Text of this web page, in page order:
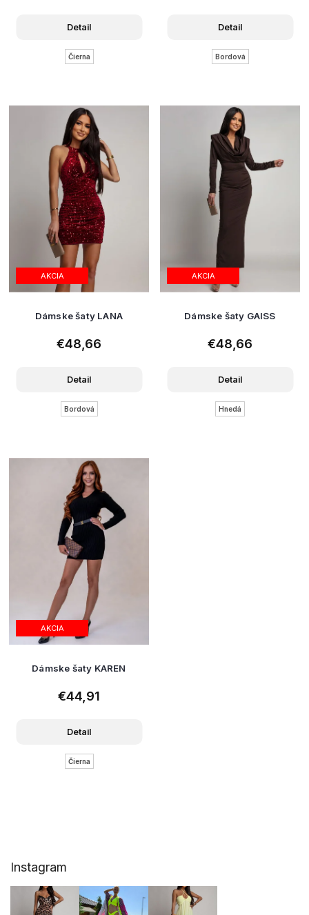
Detail
Čierna
Detail
Bordová
AKCIA
Dámske šaty LANA
€48,66
Detail
Bordová
AKCIA
Dámske šaty GAISS
€48,66
Detail
Hnedá
AKCIA
Dámske šaty KAREN
€44,91
Detail
Čierna
Instagram